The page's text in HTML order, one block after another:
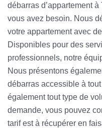
débarras d’appartement
vous avez besoin. Nous
votre appartement avec
Disponibles pour des
professionnels, notre
Nous présentons
débarras accessible à
également tout type de
demande, vous pouvez
tarif est à récupérer en